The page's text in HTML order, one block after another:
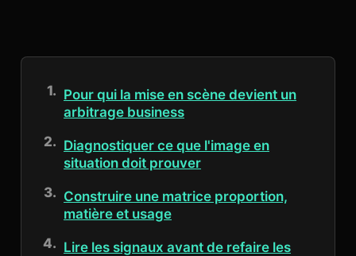
Pour qui la mise en scène devient un
arbitrage business
Diagnostiquer ce que l'image en
situation doit prouver
Construire une matrice proportion,
matière et usage
Lire les signaux avant de refaire les